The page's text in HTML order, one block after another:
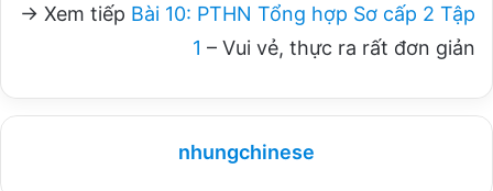
→ Xem tiếp Bài 10: PTHN Tổng hợp Sơ cấp 2 Tập
1 – Vui vẻ, thực ra rất đơn giản
nhungchinese